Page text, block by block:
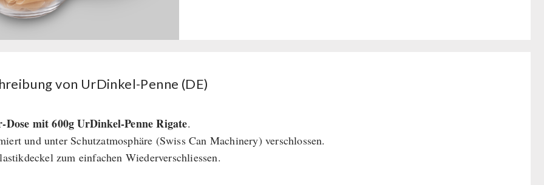
von UrDinkel-Penne (DE)
mit 600g UrDinkel-Penne Rigate.
und unter Schutzatmosphäre (Swiss Can Machinery) verschlossen.
zum einfachen Wiederverschliessen.